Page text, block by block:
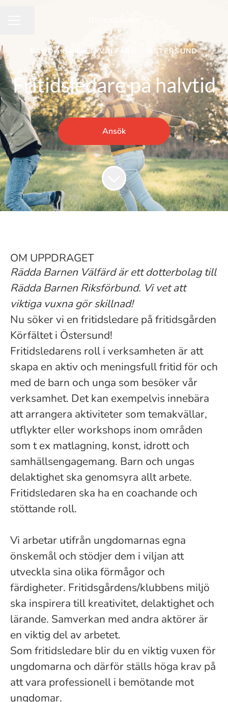
RÄDDA BARNEN VÄLFÄRD ÖSTERSUND
Fritidsledare på halvtid
Ansök
OM UPPDRAGET
Rädda Barnen Välfärd är ett dotterbolag till
Rädda Barnen Riksförbund. Vi vet att
viktiga vuxna gör skillnad!
Nu söker vi en fritidsledare på fritidsgården
Körfältet i Östersund!
Fritidsledarens roll i verksamheten är att
skapa en aktiv och meningsfull fritid för och
med de barn och unga som besöker vår
verksamhet. Det kan exempelvis innebära
att arrangera aktiviteter som temakvällar,
utflykter eller workshops inom områden
som t ex matlagning, konst, idrott och
samhällsengagemang. Barn och ungas
delaktighet ska genomsyra allt arbete.
Fritidsledaren ska ha en coachande och
stöttande roll.
Vi arbetar utifrån ungdomarnas egna
önskemål och stödjer dem i viljan att
utveckla sina olika förmågor och
färdigheter. Fritidsgårdens/klubbens miljö
ska inspirera till kreativitet, delaktighet och
lärande. Samverkan med andra aktörer är
en viktig del av arbetet.
Som fritidsledare blir du en viktig vuxen för
ungdomarna och därför ställs höga krav på
att vara professionell i bemötande mot
ungdomar.